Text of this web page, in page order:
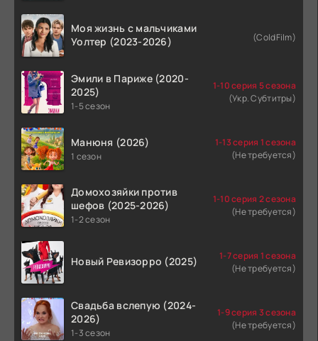
Моя жизнь с мальчиками
Уолтер (2023-2026)
(ColdFilm)
Эмили в Париже (2020-
2025)
1-5 сезон
1-10 серия 5 сезона
(Укр. Субтитры)
Манюня (2026)
1 сезон
1-13 серия 1 сезона
(Не требуется)
Домохозяйки против
шефов (2025-2026)
1-2 сезон
1-10 серия 2 сезона
(Не требуется)
Новый Ревизорро (2025)
1-7 серия 1 сезона
(Не требуется)
Свадьба вслепую (2024-
2026)
1-3 сезон
1-9 серия 3 сезона
(Не требуется)